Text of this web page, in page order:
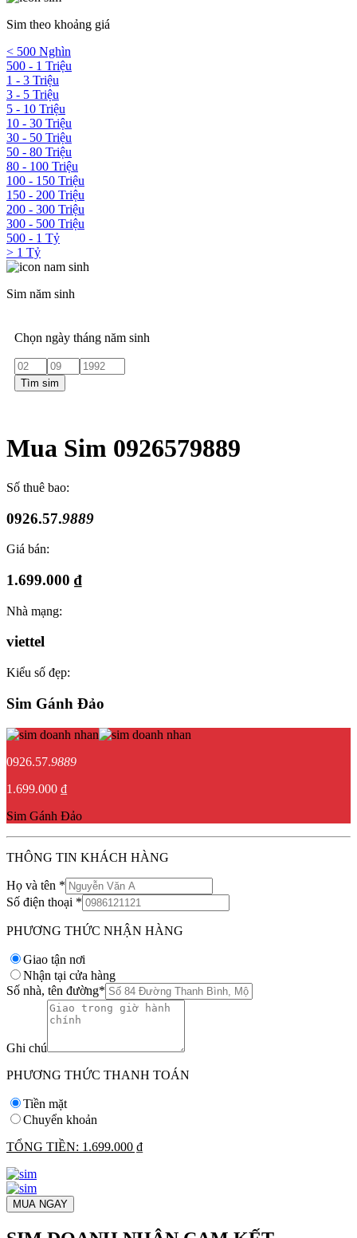
Sim theo khoảng giá
< 500 Nghìn
500 - 1 Triệu
1 - 3 Triệu
3 - 5 Triệu
5 - 10 Triệu
10 - 30 Triệu
30 - 50 Triệu
50 - 80 Triệu
80 - 100 Triệu
100 - 150 Triệu
150 - 200 Triệu
200 - 300 Triệu
300 - 500 Triệu
500 - 1 Tỷ
> 1 Tỷ
Sim năm sinh
Chọn ngày tháng năm sinh
Tìm sim
Mua Sim 0926579889
Số thuê bao:
0926.57.9889
Giá bán:
1.699.000 ₫
Nhà mạng:
viettel
Kiểu số đẹp:
Sim Gánh Đảo
0926.57.9889
1.699.000 ₫
Sim Gánh Đảo
THÔNG TIN KHÁCH HÀNG
Họ và tên *
Số điện thoại *
PHƯƠNG THỨC NHẬN HÀNG
Giao tận nơi
Nhận tại cửa hàng
Số nhà, tên đường*
Ghi chú
PHƯƠNG THỨC THANH TOÁN
Tiền mặt
Chuyển khoản
TỔNG TIỀN: 1.699.000 ₫
MUA NGAY